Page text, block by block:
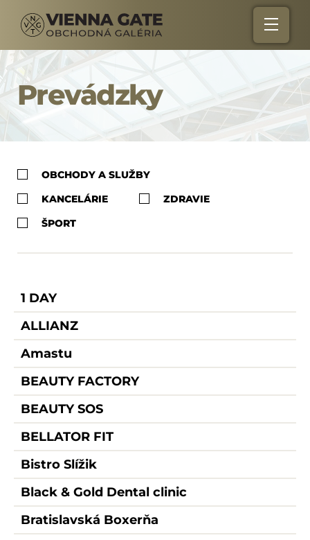
Prevádzky
OBCHODY A SLUŽBY
KANCELÁRIE
ZDRAVIE
ŠPORT
1 DAY
ALLIANZ
Amastu
BEAUTY FACTORY
BEAUTY SOS
BELLATOR FIT
Bistro Slížik
Black & Gold Dental clinic
Bratislavská Boxerňa